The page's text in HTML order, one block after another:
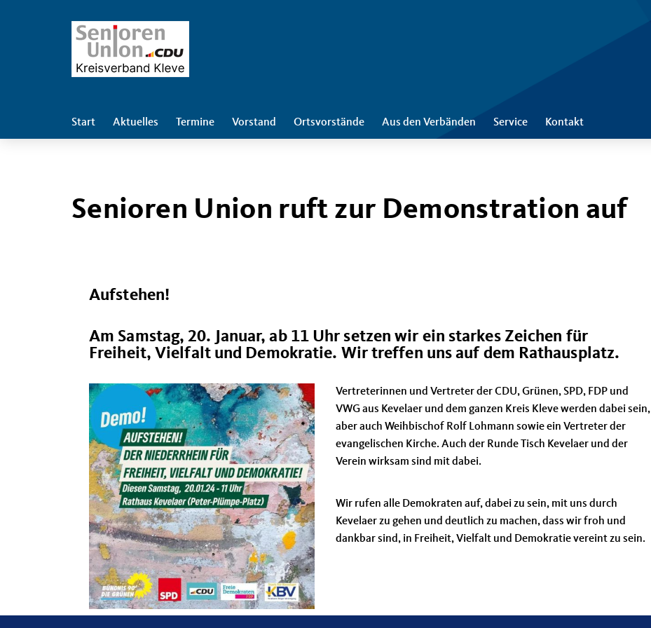
Start Aktuelles Termine Vorstand Ortsvorstände Aus den Verbänden Service Kontakt
Senioren Union ruft zur Demonstration auf
Aufstehen!
Am Samstag, 20. Januar, ab 11 Uhrsetzen wir ein starkes Zeichen für
Freiheit, Vielfalt und Demokratie. Wir treffen uns auf dem Rathausplatz.
Vertreterinnen und Vertreter der CDU, Grünen, SPD, FDP und
VWG aus Kevelaer und dem ganzen Kreis Kleve werden dabei sein,
aber auch Weihbischof Rolf Lohmann sowie ein Vertreter der
evangelischen Kirche. Auch der Runde Tisch Kevelaer und der
Verein wirksam sind mit dabei.
Wir rufen alle Demokraten auf, dabei zu sein, mit uns durch
Kevelaer zu gehen und deutlich zu machen, dass wir froh und
dankbar sind, in Freiheit, Vielfalt und Demokratie vereint zu sein.